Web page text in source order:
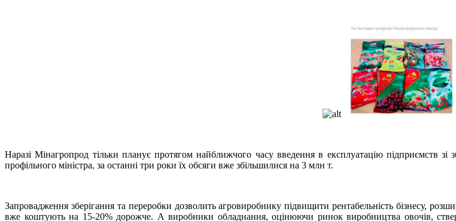
Наразі Мінагропрод тільки планує протягом найближчого часу введення в експлуатацію підприємств зі
профільного міністра, за останні три роки їх обсяги вже збільшилися на 3 млн т.
Запровадження зберігання та переробки дозволить агровиробнику підвищити рентабельність бізнесу,
вже коштують на 15-20% дорожче. А виробники обладнання, оцінюючи ринок виробництва овочів,